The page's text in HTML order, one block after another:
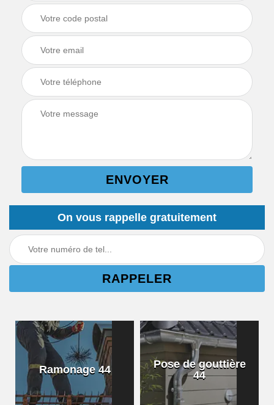
On vous rappelle gratuitement
Ramonage 44
Pose de gouttière
44